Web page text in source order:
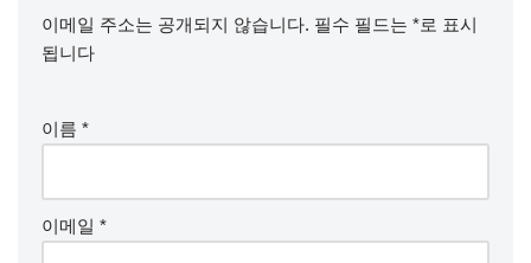
이메일 주소는 공개되지 않습니다. 필수 필드는 *로 표시
됩니다
이름 *
이메일 *